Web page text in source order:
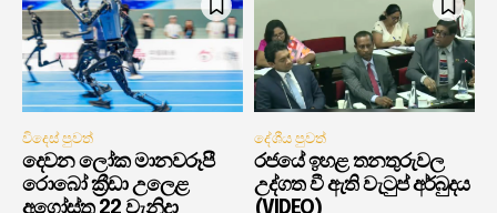
විදෙස් පුවත්
දෙවන ලෝක මානවරූපී
රොබෝ ක්‍රීඩා උලෙළ
අගෝස්තු 22 වැනිදා
දේශීය පුවත්
රජයේ ඉහළ තනතුරුවල
උද්ගත වී ඇති වැටුප් අර්බුදය
(VIDEO)